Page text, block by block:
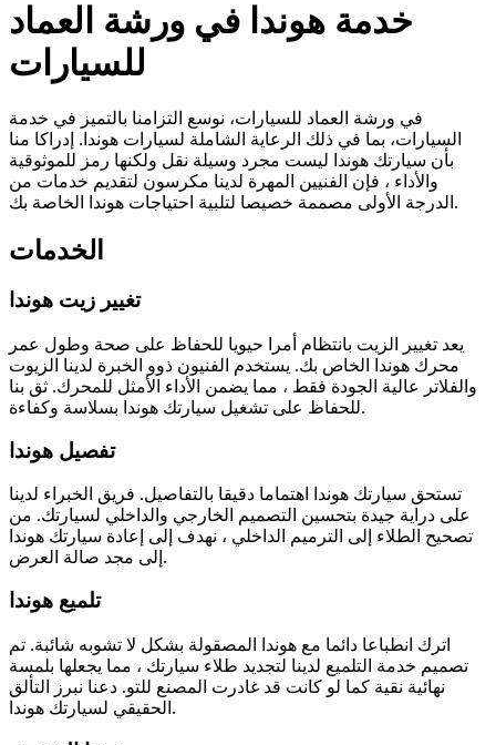
خدمة هوندا في ورشة العماد
للسيارات
في ورشة العماد للسيارات، نوسع التزامنا بالتميز في خدمة
السيارات، بما في ذلك الرعاية الشاملة لسيارات هوندا. إدراكا منا
بأن سيارتك هوندا ليست مجرد وسيلة نقل ولكنها رمز للموثوقية
والأداء ، فإن الفنيين المهرة لدينا مكرسون لتقديم خدمات من
الدرجة الأولى مصممة خصيصا لتلبية احتياجات هوندا الخاصة بك.
تغيير زيت هوندا
يعد تغيير الزيت بانتظام أمرا حيويا للحفاظ على صحة وطول عمر
محرك هوندا الخاص بك. يستخدم الفنيون ذوو الخبرة لدينا الزيوت
والفلاتر عالية الجودة فقط ، مما يضمن الأداء الأمثل للمحرك. ثق بنا
للحفاظ على تشغيل سيارتك هوندا بسلاسة وكفاءة.
تفصيل هوندا
تستحق سيارتك هوندا اهتماما دقيقا بالتفاصيل. فريق الخبراء لدينا
على دراية جيدة بتحسين التصميم الخارجي والداخلي لسيارتك. من
تصحيح الطلاء إلى الترميم الداخلي ، نهدف إلى إعادة سيارتك هوندا
إلى مجد صالة العرض.
تلميع هوندا
اترك انطباعا دائما مع هوندا المصقولة بشكل لا تشوبه شائبة. تم
تصميم خدمة التلميع لدينا لتجديد طلاء سيارتك ، مما يجعلها بلمسة
نهائية نقية كما لو كانت قد غادرت المصنع للتو. دعنا نبرز التألق
الحقيقي لسيارتك هوندا.